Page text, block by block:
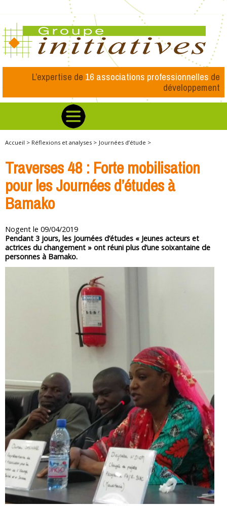
L’expertise de 16 associations professionnelles de
développement
Accueil > Réflexions et analyses > Journées d’étude >
Traverses 48 : Forte mobilisation
pour les Journées d’études à
Bamako
Nogent le 09/04/2019
Pendant 3 jours, les Journées d’études « Jeunes acteurs et
actrices du changement » ont réuni plus d’une soixantaine de
personnes à Bamako.